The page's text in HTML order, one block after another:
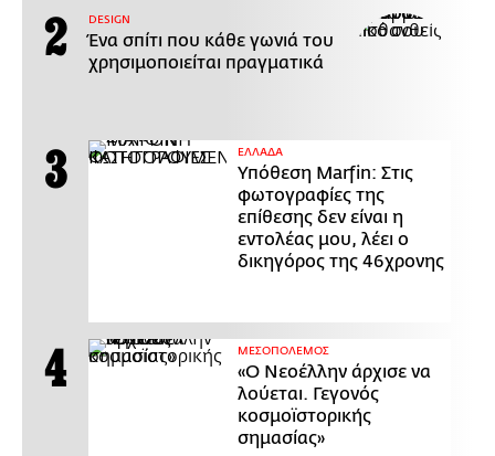
DESIGN
Ένα σπίτι που κάθε γωνιά του
χρησιμοποιείται πραγματικά
ΕΛΛΑΔΑ
Υπόθεση Marfin: Στις
φωτογραφίες της
επίθεσης δεν είναι η
εντολέας μου, λέει ο
δικηγόρος της 46χρονης
ΜΕΣΟΠΟΛΕΜΟΣ
«Ο Νεοέλλην άρχισε να
λούεται. Γεγονός
κοσμοϊστορικής
σημασίας»